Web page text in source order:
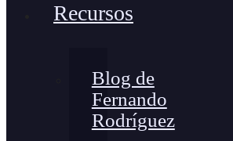
Recursos
Blog de
Fernando
Rodríguez